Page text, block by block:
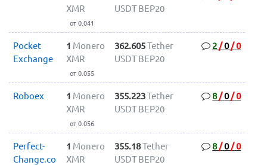
XMR
от 0.041
USDT BEP20
Pocket
Exchange
1 Monero
XMR
от 0.055
362.605Tether
USDT BEP20
2 /0/0
Roboex 1 Monero
XMR
от 0.056
355.223Tether
USDT BEP20
8/0/0
Perfect-
Change.co
1 Monero
XMR
355.18Tether
USDT BEP20
8/0/0